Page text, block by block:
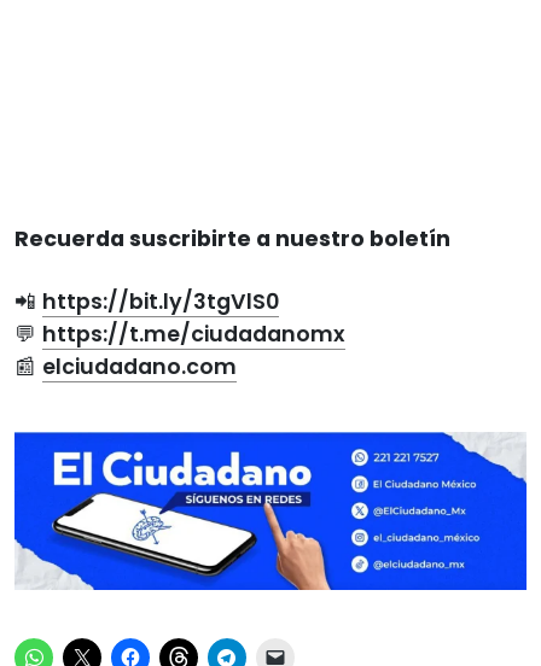
Recuerda suscribirte a nuestro boletín
📲 https://bit.ly/3tgVlS0
💬 https://t.me/ciudadanomx
📰 elciudadano.com